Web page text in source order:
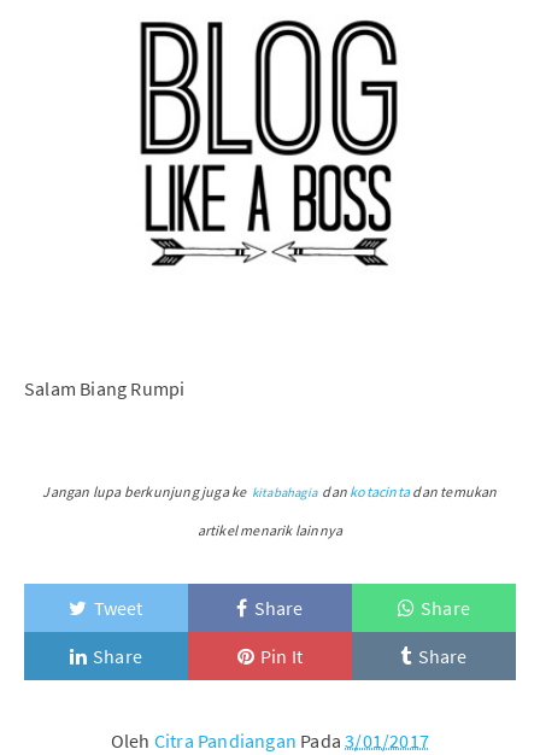
Salam Biang Rumpi
Jangan lupa berkunjung juga ke kitabahagia dan kotacintadan temukan
artikel menarik lainnya
Tweet Share
Share
Share
Pin It Share
Oleh Citra Pandiangan Pada3/01/2017